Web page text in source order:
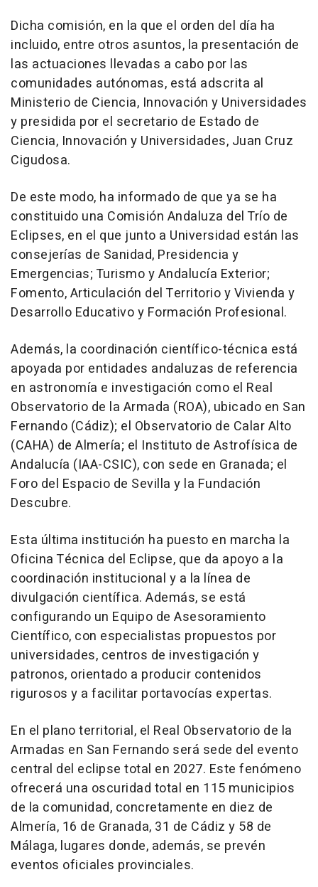
Dicha comisión, en la que el orden del día ha
incluido, entre otros asuntos, la presentación de
las actuaciones llevadas a cabo por las
comunidades autónomas, está adscrita al
Ministerio de Ciencia, Innovación y Universidades
y presidida por el secretario de Estado de
Ciencia, Innovación y Universidades, Juan Cruz
Cigudosa.
De este modo, ha informado de que ya se ha
constituido una Comisión Andaluza del Trío de
Eclipses, en el que junto a Universidad están las
consejerías de Sanidad, Presidencia y
Emergencias; Turismo y Andalucía Exterior;
Fomento, Articulación del Territorio y Vivienda y
Desarrollo Educativo y Formación Profesional.
Además, la coordinación científico-técnica está
apoyada por entidades andaluzas de referencia
en astronomía e investigación como el Real
Observatorio de la Armada (ROA), ubicado en San
Fernando (Cádiz); el Observatorio de Calar Alto
(CAHA) de Almería; el Instituto de Astrofísica de
Andalucía (IAA-CSIC), con sede en Granada; el
Foro del Espacio de Sevilla y la Fundación
Descubre.
Esta última institución ha puesto en marcha la
Oficina Técnica del Eclipse, que da apoyo a la
coordinación institucional y a la línea de
divulgación científica. Además, se está
configurando un Equipo de Asesoramiento
Científico, con especialistas propuestos por
universidades, centros de investigación y
patronos, orientado a producir contenidos
rigurosos y a facilitar portavocías expertas.
En el plano territorial, el Real Observatorio de la
Armadas en San Fernando será sede del evento
central del eclipse total en 2027. Este fenómeno
ofrecerá una oscuridad total en 115 municipios
de la comunidad, concretamente en diez de
Almería, 16 de Granada, 31 de Cádiz y 58 de
Málaga, lugares donde, además, se prevén
eventos oficiales provinciales.